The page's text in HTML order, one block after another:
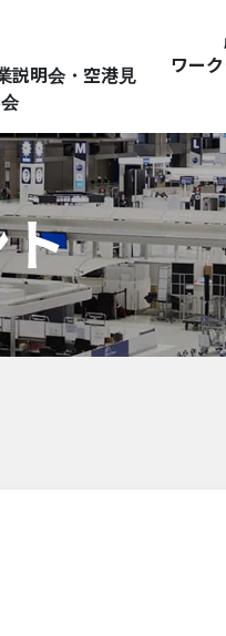
説明会・空港見
ワー